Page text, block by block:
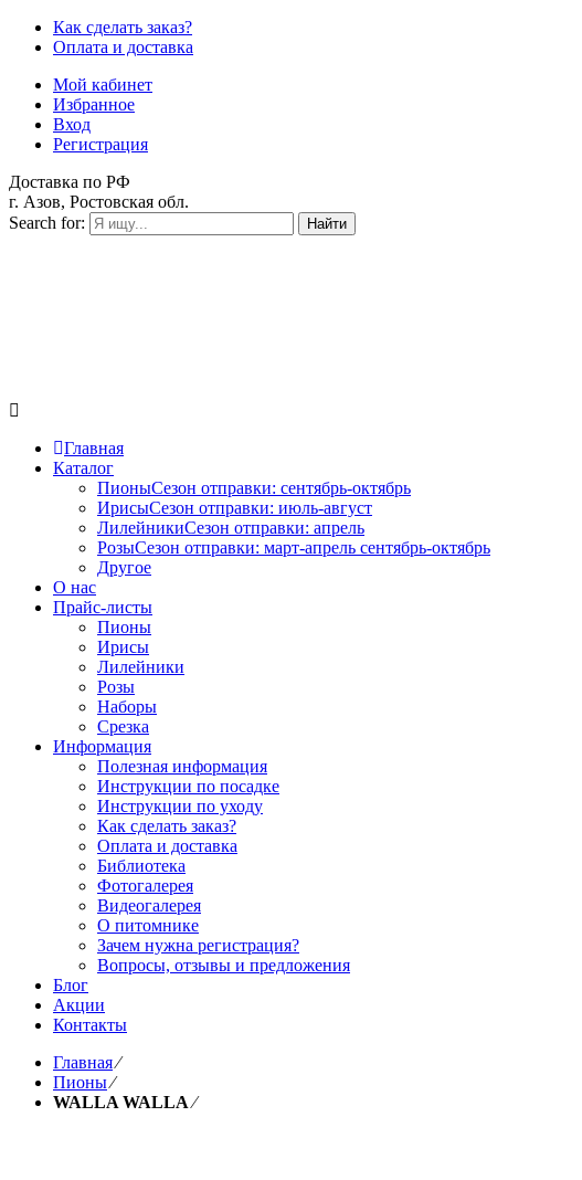
Как сделать заказ?
Оплата и доставка
Мой кабинет
Избранное
Вход
Регистрация
Доставка по РФ
г. Азов, Ростовская обл.
Search for:
Найти
Главная
Каталог
ПионыСезон отправки: сентябрь-октябрь
ИрисыСезон отправки: июль-август
ЛилейникиСезон отправки: апрель
РозыСезон отправки: март-апрель сентябрь-октябрь
Другое
О нас
Прайс-листы
Пионы
Ирисы
Лилейники
Розы
Наборы
Срезка
Информация
Полезная информация
Инструкции по посадке
Инструкции по уходу
Как сделать заказ?
Оплата и доставка
Библиотека
Фотогалерея
Видеогалерея
О питомнике
Зачем нужна регистрация?
Вопросы, отзывы и предложения
Блог
Акции
Контакты
Главная⁄
Пионы⁄
WALLA WALLA⁄